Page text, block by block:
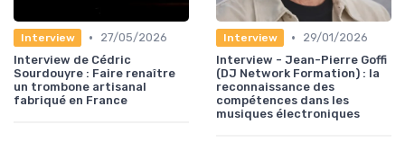
Interview •
27/05/2026
Interview de Cédric
Sourdouyre : Faire renaître
un trombone artisanal
fabriqué en France
Interview •
29/01/2026
Interview - Jean-Pierre Goffi
(DJ Network Formation) : la
reconnaissance des
compétences dans les
musiques électroniques